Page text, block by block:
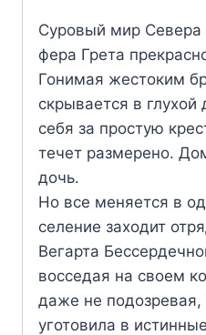
Суровый мир Севера
фера Грета
Гонимая жестоким
скрывается в
себя за простую
течет размерено.
дочь.
Но все меняется в
селение заходит
Вегарта
восседая на своем
даже не подозревая,
уготовила в